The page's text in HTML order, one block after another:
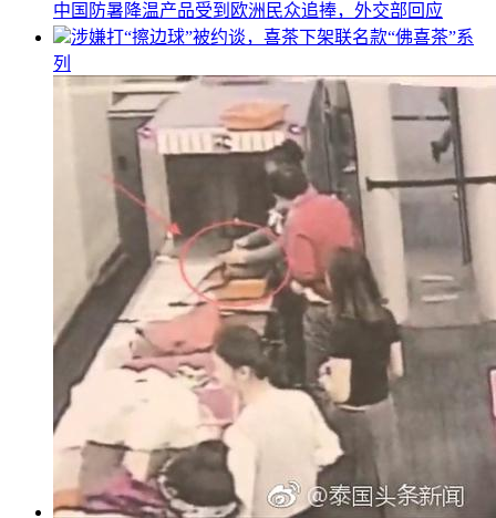
中国防暑降温产品受到欧洲民众追捧，外交部回应
涉嫌打“擦边球”被约谈，喜茶下架联名款“佛喜茶”系
列